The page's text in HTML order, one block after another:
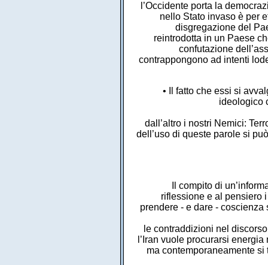
l’Occidente porta la
nello Stato invaso è per
disgregazione del
reintrodotta in un Paese
confutazione
contrappongono ad intenti
• Il fatto che essi si
ideologico
dall’altro i nostri Nemici:
dell’uso di queste parole si
Il compito di
riflessione e al pensiero
prendere - e dare - coscienza
le contraddizioni nel
l’Iran vuole procurarsi
ma contemporaneamente